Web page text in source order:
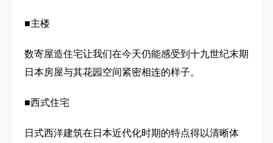
■主楼
数寄屋造住宅让我们在今天仍能感受到十九世纪末期
日本房屋与其花园空间紧密相连的样子。
■西式住宅
日式西洋建筑在日本近代化时期的特点得以清晰体